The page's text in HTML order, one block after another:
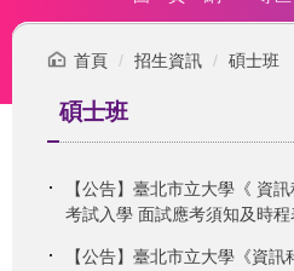
首頁 招生資訊 碩士班
碩士班
【公告】臺北市立大學《 資
考試入學 面試應考須知及時程
【公告】臺北市立大學《資